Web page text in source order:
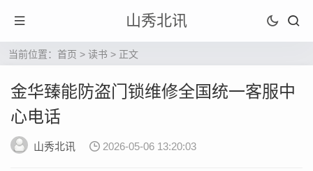
山秀北讯
当前位置： 首页 > 读书 > 正文
金华臻能防盗门锁维修全国统一客服中
心电话
山秀北讯 2026-05-06 13:20:03